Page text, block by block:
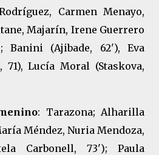
Carmen Menayo,
Majarín, Irene Guerrero
Banini (Ajibade, 62'), Eva
Lucía Moral (Staskova,
: Tarazona; Alharilla
Méndez, Nuria Mendoza,
Carbonell, 73'); Paula